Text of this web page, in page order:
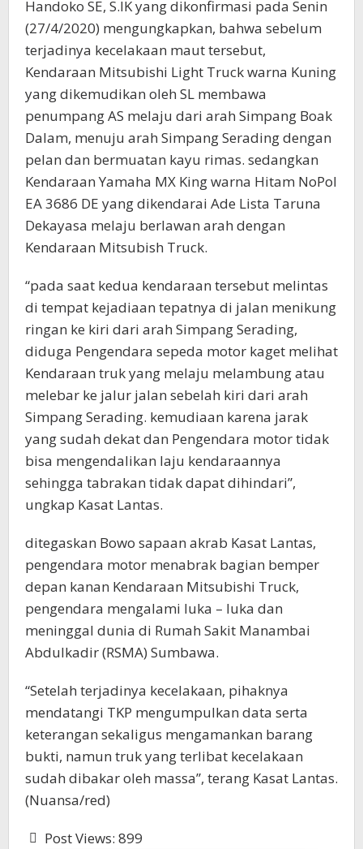
Handoko SE, S.IK yang dikonfirmasi pada Senin
(27/4/2020) mengungkapkan, bahwa sebelum
terjadinya kecelakaan maut tersebut,
Kendaraan Mitsubishi Light Truck warna Kuning
yang dikemudikan oleh SL membawa
penumpang AS melaju dari arah Simpang Boak
Dalam, menuju arah Simpang Serading dengan
pelan dan bermuatan kayu rimas. sedangkan
Kendaraan Yamaha MX King warna Hitam NoPol
EA 3686 DE yang dikendarai Ade Lista Taruna
Dekayasa melaju berlawan arah dengan
Kendaraan Mitsubish Truck.
“pada saat kedua kendaraan tersebut melintas
di tempat kejadiaan tepatnya di jalan menikung
ringan ke kiri dari arah Simpang Serading,
diduga Pengendara sepeda motor kaget melihat
Kendaraan truk yang melaju melambung atau
melebar ke jalur jalan sebelah kiri dari arah
Simpang Serading. kemudiaan karena jarak
yang sudah dekat dan Pengendara motor tidak
bisa mengendalikan laju kendaraannya
sehingga tabrakan tidak dapat dihindari”,
ungkap Kasat Lantas.
ditegaskan Bowo sapaan akrab Kasat Lantas,
pengendara motor menabrak bagian bemper
depan kanan Kendaraan Mitsubishi Truck,
pengendara mengalami luka – luka dan
meninggal dunia di Rumah Sakit Manambai
Abdulkadir (RSMA) Sumbawa.
“Setelah terjadinya kecelakaan, pihaknya
mendatangi TKP mengumpulkan data serta
keterangan sekaligus mengamankan barang
bukti, namun truk yang terlibat kecelakaan
sudah dibakar oleh massa”, terang Kasat Lantas.
(Nuansa/red)
Post Views: 899